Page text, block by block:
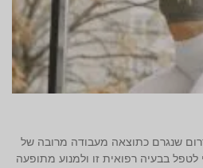
שנגרם כתוצאה מעבודה מרובה של
לטפל בבעיה רפואית זו ולמנוע מתופעה